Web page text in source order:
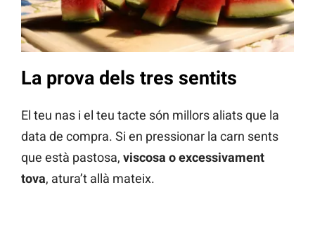
La prova dels tres sentits
El teu nas i el teu tacte són millors aliats que la
data de compra. Si en pressionar la carn sents
que està pastosa, viscosa o excessivament
tova, atura’t allà mateix.